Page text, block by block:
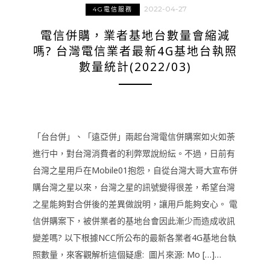
4G電信服務 2022-04-27
電信併購，業者基地台數量會縮減
嗎? 台灣電信業者最新4G基地台執照
數量統計(2022/03)
「台台併」、「遠亞併」兩起台灣電信併購案如火如荼
進行中，對台灣消費者的利弊眾說紛紜。不過，日前有
台灣之星用戶在Mobile01抱怨，自從台灣大哥大宣布併
購台灣之星以來，台灣之星的訊號變得很差，希望台灣
之星能夠對合併後的差異做說明，讓用戶能夠安心。 電
信併購案下，被併業者的基地台會因此漸少而造成收訊
變差嗎? 以下根據NCC所公布的最新各業者4G基地台執
照數量，來客觀解析這個疑慮: 圖片來源: Mo […]…